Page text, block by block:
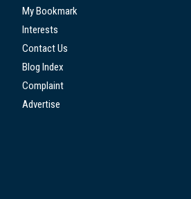
My Bookmark
Interests
Contact Us
Blog Index
Complaint
Advertise